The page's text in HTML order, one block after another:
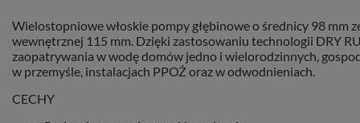
Wielostopniowe włoskie pompy głębinowe o średnicy 98 mm
wewnętrznej 115 mm. Dzięki zastosowaniu technologii DRY
zaopatrywania w wodę domów jedno i wielorodzinnych,
w przemyśle, instalacjach PPOŻ oraz w odwodnieniach.
CECHY